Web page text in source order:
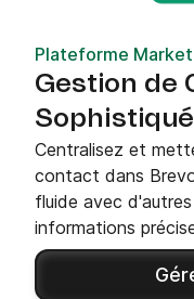
Plateforme
Gestion de
Centralisez et
contact dans
fluide avec
informations